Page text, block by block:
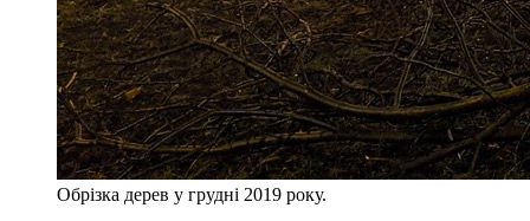
Обрізка дерев у грудні 2019 року.